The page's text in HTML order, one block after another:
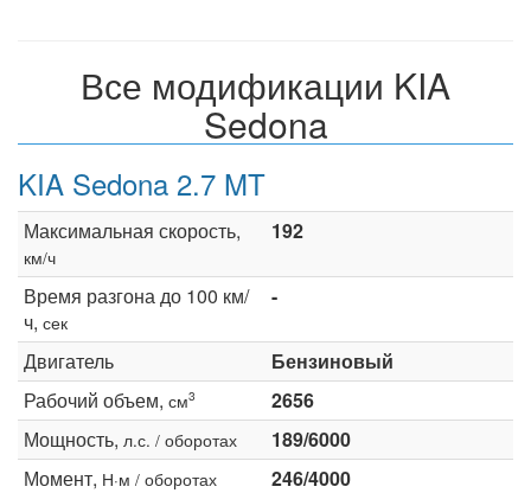
Все модификации KIA
Sedona
KIA Sedona 2.7 MT
Максимальная скорость,
км/ч
192
Время разгона до 100 км/
ч, сек
-
Двигатель
Бензиновый
Рабочий объем, см3
2656
Мощность, л.с. / оборотах
189/6000
Момент, Н·м / оборотах
246/4000